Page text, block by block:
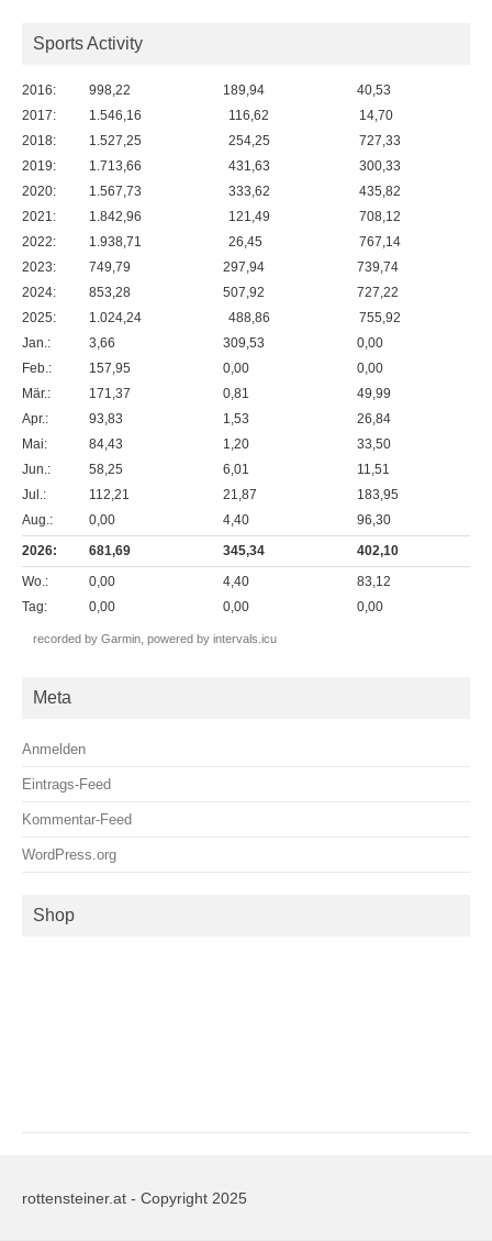
Sports Activity
2016: 998,22 189,94
40,53
2017:
1.546,16 116,62
14,70
2018:
1.527,25 254,25
727,33
2019:
1.713,66 431,63
300,33
2020:
1.567,73 333,62
435,82
2021:
1.842,96 121,49
708,12
2022:
1.938,71 26,45
767,14
2023:
749,79 297,94
739,74
2024:
853,28 507,92
727,22
2025:
1.024,24 488,86
755,92
Jan.:
3,66 309,53
0,00
Feb.:
157,95 0,00
0,00
Mär.:
171,37 0,81
49,99
Apr.:
93,83 1,53
26,84
Mai:
84,43 1,20
33,50
Jun.:
58,25 6,01
11,51
Jul.:
112,21 21,87
183,95
Aug.:
0,00 4,40
96,30
2026:
681,69 345,34
402,10
Wo.:
0,00 4,40
83,12
Tag:
0,00 0,00 0,00
recorded by Garmin, powered by intervals.icu
Meta
Anmelden
Eintrags-Feed
Kommentar-Feed
WordPress.org
Shop
rottensteiner.at - Copyright 2025